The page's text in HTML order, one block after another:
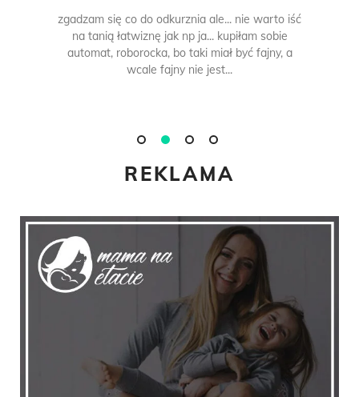
zgadzam się co do odkurznia ale... nie warto iść
na tanią łatwiznę jak np ja... kupiłam sobie
automat, roborocka, bo taki miał być fajny, a
wcale fajny nie jest...
REKLAMA